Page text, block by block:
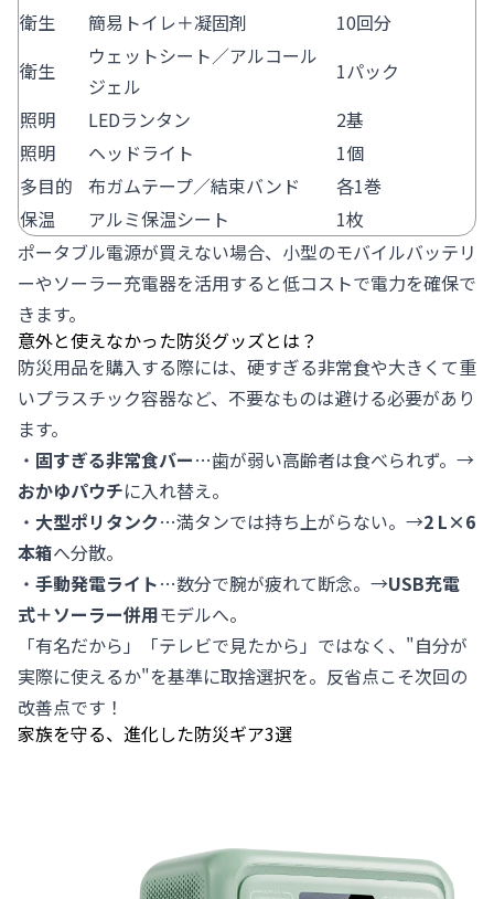
衛生
簡易トイレ＋凝固剤
10回分
衛生
ウェットシート／アルコール
ジェル
1パック
照明
LEDランタン
2基
照明
ヘッドライト
1個
多目的
布ガムテープ／結束バンド
各1巻
保温
アルミ保温シート
1枚
ポータブル電源が買えない場合、小型のモバイルバッテリ
ーやソーラー充電器を活用すると低コストで電力を確保で
きます。
意外と使えなかった防災グッズとは？
防災用品を購入する際には、硬すぎる非常食や大きくて重
いプラスチック容器など、不要なものは避ける必要があり
ます。
・ 固すぎる非常食バー…歯が弱い高齢者は食べられず。→
おかゆパウチに入れ替え。
・ 大型ポリタンク…満タンでは持ち上がらない。→2 L×6
本箱へ分散。
・ 手動発電ライト…数分で腕が疲れて断念。→USB充電
式＋ソーラー併用モデルへ。
「有名だから」「テレビで見たから」ではなく、"自分が
実際に使えるか"を基準に取捨選択を。反省点こそ次回の
改善点です！
家族を守る、進化した防災ギア3選